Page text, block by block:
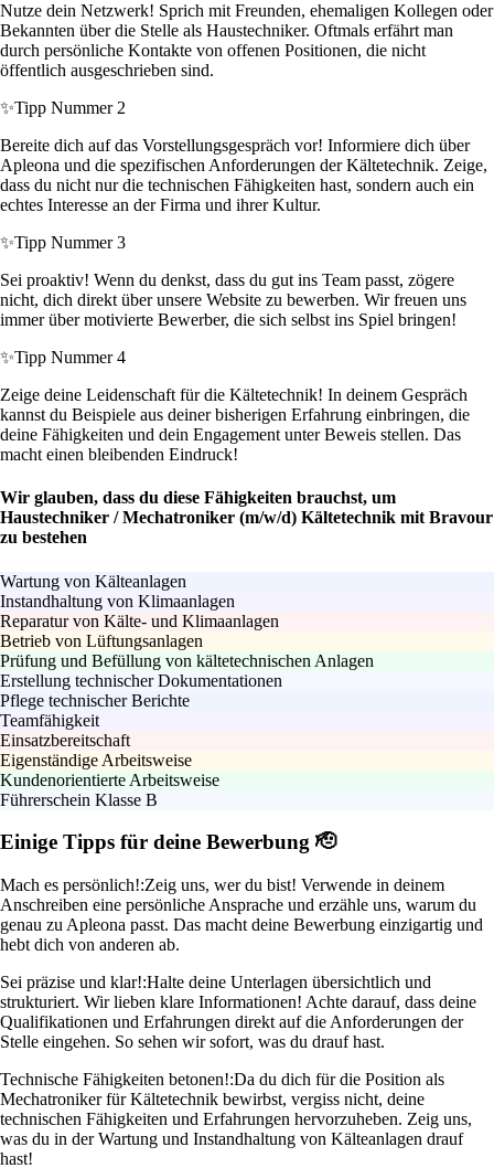
Nutze dein Netzwerk! Sprich mit Freunden, ehemaligen Kollegen oder
Bekannten über die Stelle als Haustechniker. Oftmals erfährt man
durch persönliche Kontakte von offenen Positionen, die nicht
öffentlich ausgeschrieben sind.
✨Tipp Nummer 2
Bereite dich auf das Vorstellungsgespräch vor! Informiere dich über
Apleona und die spezifischen Anforderungen der Kältetechnik. Zeige,
dass du nicht nur die technischen Fähigkeiten hast, sondern auch ein
echtes Interesse an der Firma und ihrer Kultur.
✨Tipp Nummer 3
Sei proaktiv! Wenn du denkst, dass du gut ins Team passt, zögere
nicht, dich direkt über unsere Website zu bewerben. Wir freuen uns
immer über motivierte Bewerber, die sich selbst ins Spiel bringen!
✨Tipp Nummer 4
Zeige deine Leidenschaft für die Kältetechnik! In deinem Gespräch
kannst du Beispiele aus deiner bisherigen Erfahrung einbringen, die
deine Fähigkeiten und dein Engagement unter Beweis stellen. Das
macht einen bleibenden Eindruck!
Wir glauben, dass du diese Fähigkeiten brauchst, um
Haustechniker / Mechatroniker (m/w/d) Kältetechnik mit Bravour
zu bestehen
Wartung von Kälteanlagen
Instandhaltung von Klimaanlagen
Reparatur von Kälte- und Klimaanlagen
Betrieb von Lüftungsanlagen
Prüfung und Befüllung von kältetechnischen Anlagen
Erstellung technischer Dokumentationen
Pflege technischer Berichte
Teamfähigkeit
Einsatzbereitschaft
Eigenständige Arbeitsweise
Kundenorientierte Arbeitsweise
Führerschein Klasse B
Einige Tipps für deine Bewerbung 🫡
Mach es persönlich!:Zeig uns, wer du bist! Verwende in deinem
Anschreiben eine persönliche Ansprache und erzähle uns, warum du
genau zu Apleona passt. Das macht deine Bewerbung einzigartig und
hebt dich von anderen ab.
Sei präzise und klar!:Halte deine Unterlagen übersichtlich und
strukturiert. Wir lieben klare Informationen! Achte darauf, dass deine
Qualifikationen und Erfahrungen direkt auf die Anforderungen der
Stelle eingehen. So sehen wir sofort, was du drauf hast.
Technische Fähigkeiten betonen!:Da du dich für die Position als
Mechatroniker für Kältetechnik bewirbst, vergiss nicht, deine
technischen Fähigkeiten und Erfahrungen hervorzuheben. Zeig uns,
was du in der Wartung und Instandhaltung von Kälteanlagen drauf
hast!